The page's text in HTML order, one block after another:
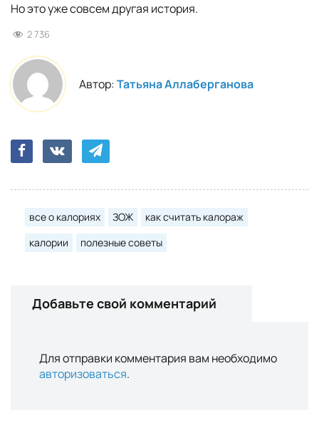
Но это уже совсем другая история.
2 736
Автор:Татьяна Аллаберганова
все о калориях ЗОЖ
как считать калораж
калории
полезные советы
Добавьте свой комментарий
Для отправки комментария вам необходимо
авторизоваться.